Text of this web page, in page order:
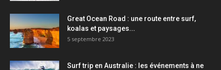
Great Ocean Road : une route entre surf,
koalas et paysages...
5 septembre 2023
Surf trip en Australie : les événements à ne